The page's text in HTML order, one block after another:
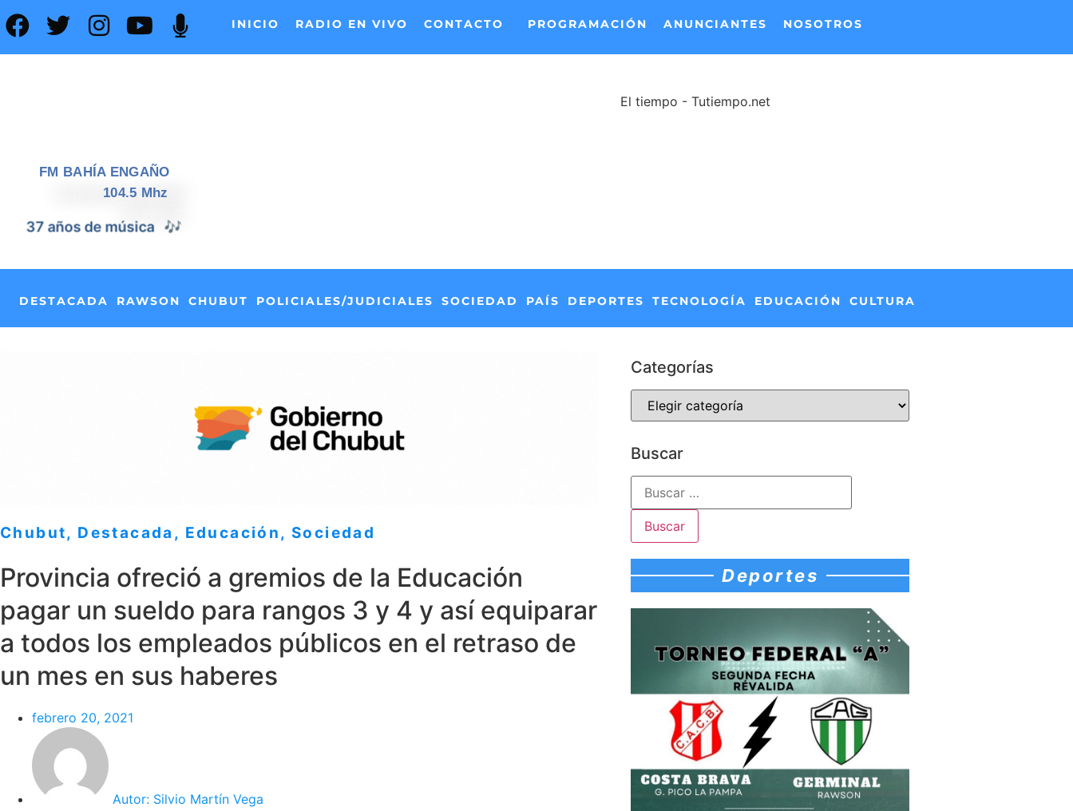
INICIO RADIO EN VIVO CONTACTO PROGRAMACIÓN ANUNCIANTES NOSOTROS
FM BAHÍA ENGAÑO
104.5 Mhz
37 años de noticias 📰
El tiempo - Tutiempo.net
DESTACADA RAWSON CHUBUT POLICIALES/JUDICIALES SOCIEDAD PAÍS DEPORTES TECNOLOGÍA EDUCACIÓN CULTURA
Chubut, Destacada , Educación, Sociedad
Provincia ofreció a gremios de la Educación
pagar un sueldo para rangos 3 y 4 y así equiparar
a todos los empleados públicos en el retraso de
un mes en sus haberes
febrero 20, 2021
Autor: Silvio Martín Vega
Categorías
Buscar
Deportes